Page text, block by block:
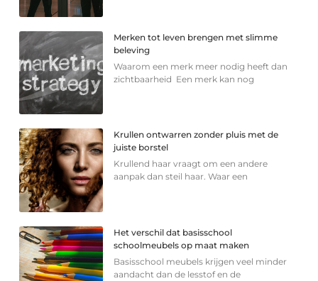
Merken tot leven brengen met slimme
beleving
Waarom een merk meer nodig heeft dan
zichtbaarheid Een merk kan nog
Krullen ontwarren zonder pluis met de
juiste borstel
Krullend haar vraagt om een andere
aanpak dan steil haar. Waar een
Het verschil dat basisschool
schoolmeubels op maat maken
Basisschool meubels krijgen veel minder
aandacht dan de lesstof en de